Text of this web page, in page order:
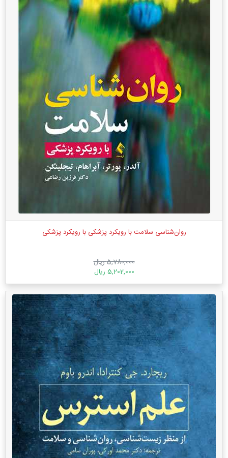
روان‌شناسی سلامت با رویکرد پزشکی با رویکرد پزشکی
5,780,000 ریال
5,202,000 ریال